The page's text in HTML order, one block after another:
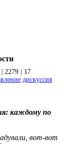
2279
17
дискуссия
каждому по
вот-вот